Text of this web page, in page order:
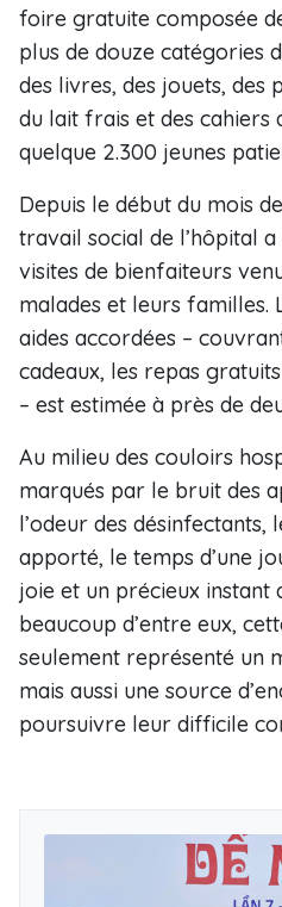
foire gratuite composée
plus de douze catégories
des livres, des jouets, des
du lait frais et des cahiers
quelque 2.300 jeunes
Depuis le début du mois
travail social de l’hôpital
visites de bienfaiteurs
malades et leurs familles.
aides accordées –
cadeaux, les repas
– est estimée à près de
Au milieu des couloirs
marqués par le bruit des
l’odeur des
apporté, le temps d’une
joie et un précieux instant
beaucoup d’entre eux,
seulement représenté un
mais aussi une source
poursuivre leur difficile